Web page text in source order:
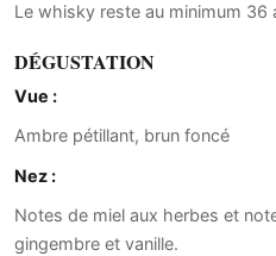
Le whisky reste au minimum 36
DÉGUSTATION
Vue :
Ambre pétillant, brun foncé
Nez :
Notes de miel aux herbes et
gingembre et vanille.